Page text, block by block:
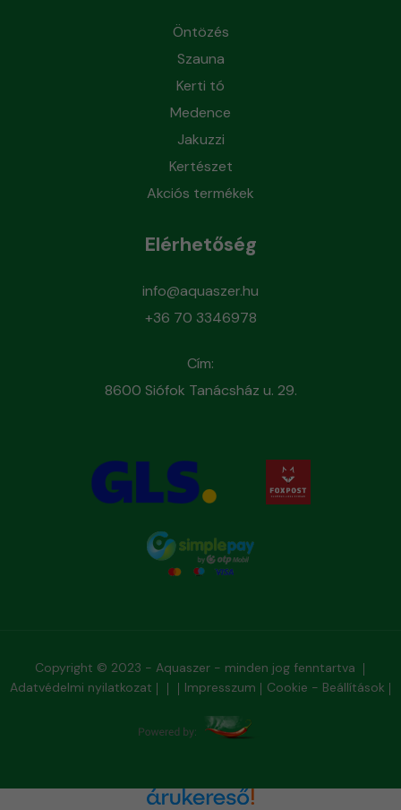
Öntözés
Szauna
Kerti tó
Medence
Jakuzzi
Kertészet
Akciós termékek
Elérhetőség
info@aquaszer.hu
+36 70 3346978
Cím:
8600 Siófok Tanácsház u. 29.
Copyright © 2023 - Aquaszer - minden jog fenntartva
Adatvédelmi nyilatkozat
Impresszum Cookie - Beállítások